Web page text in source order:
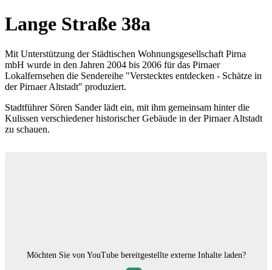
Lange Straße 38a
Mit Unterstützung der Städtischen Wohnungsgesellschaft Pirna
mbH wurde in den Jahren 2004 bis 2006 für das Pirnaer
Lokalfernsehen die Sendereihe "Verstecktes entdecken - Schätze in
der Pirnaer Altstadt" produziert.
Stadtführer Sören Sander lädt ein, mit ihm gemeinsam hinter die
Kulissen verschiedener historischer Gebäude in der Pirnaer Altstadt
zu schauen.
Möchten Sie von YouTubebereitgestellte externe Inhalte laden?